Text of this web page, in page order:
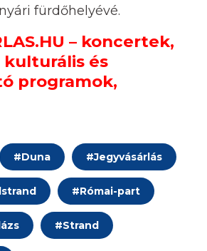
fürdőhelyévé.
– koncertek,
és
programok,
#Duna #Jegyvásárlás
#Római-part
#Strand